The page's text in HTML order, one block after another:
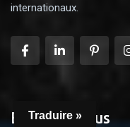
internationaux.
En savoir plus
Traduire »